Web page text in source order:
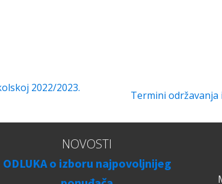
2022/2023.
Termini održavanja
NOVOSTI
ODLUKA o izboru najpovoljnijeg